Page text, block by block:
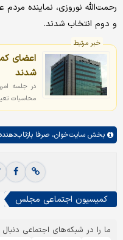
رحمت‌الله نوروزی، نماینده
و دوم انتخاب شدند.
خبر مرتبط
اعضای
شدند
در جلسه
محاسبات
بخش سایت‌خوان، صرفا
کمیسیون اجتماعی مجلس
ما را در شبکه‌های اجتماعی دنبال